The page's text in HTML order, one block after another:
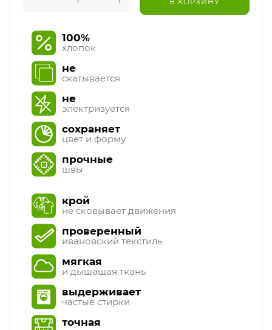
100%
хлопок
не
скатывается
не
электризуется
сохраняет
цвет и форму
прочные
швы
крой
не сковывает движения
проверенный
ивановский текстиль
мягкая
и дышащая ткань
выдерживает
частые стирки
точная